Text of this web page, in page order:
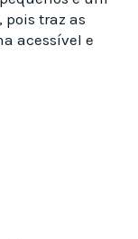
traz as
acessível e